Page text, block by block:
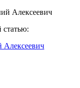
Алексеевич